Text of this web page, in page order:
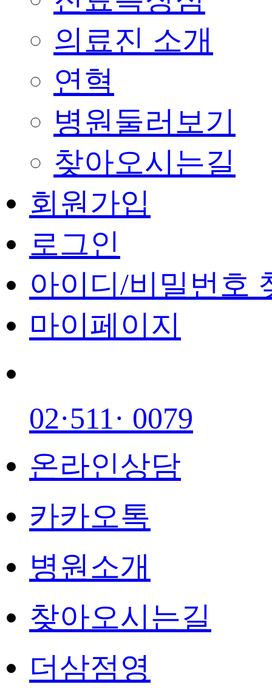
의료진 소개
연혁
병원둘러보기
찾아오시는길
회원가입
로그인
아이디/비밀번호
마이페이지
02·511· 0079
온라인상담
카카오톡
병원소개
찾아오시는길
더삼점영